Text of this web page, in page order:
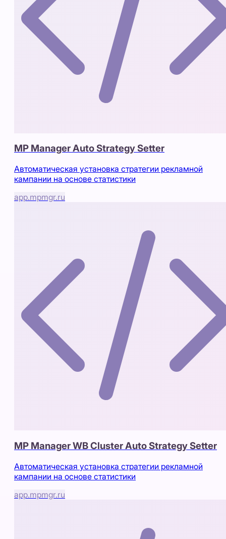
MP Manager Auto Strategy Setter
Автоматическая установка стратегии рекламной
кампании на основе статистики
app.mpmgr.ru
MP Manager WB Cluster Auto Strategy Setter
Автоматическая установка стратегии рекламной
кампании на основе статистики
app.mpmgr.ru